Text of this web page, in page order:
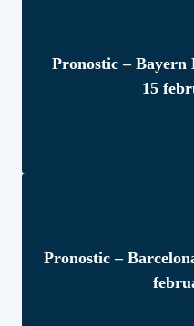
Pronostic – Bayern
15
Pronostic –